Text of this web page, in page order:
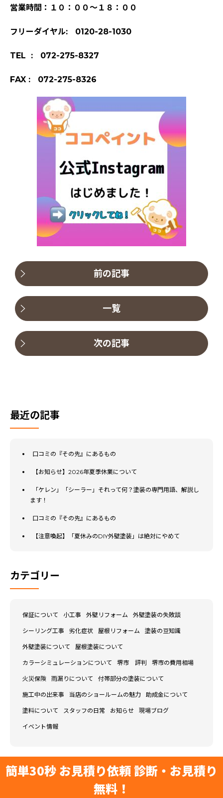
営業時間：１０：００～１８：００
フリーダイヤル: 0120-28-1030
TEL : 072-275-8327
FAX : 072-275-8326
前の記事
一覧
次の記事
最近の記事
口コミの『その先』にあるもの
【お知らせ】2026年夏季休業について
「ケレン」「シーラー」それって何？塗装の専門用語、解説し
ます！
口コミの『その先』にあるもの
【注意喚起】「夏休みのDIY外壁塗装」は絶対にやめて
カテゴリー
保証について 小工事 外壁リフォーム 外壁塗装の失敗談
シーリング工事 劣化症状 屋根リフォーム 塗装の豆知識
外壁塗装について 屋根塗装について
カラーシミュレーションについて 堺市 評判 堺市の費用相場
火災保険 雨漏りについて 付帯部分の塗装について
施工中の出来事 当店のショールームの魅力 助成金について
塗料について スタッフの日常 お知らせ 現場ブログ
イベント情報
簡単30秒 お見積り依頼 診断・お見積り
無料！